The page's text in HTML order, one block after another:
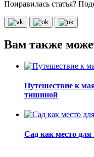
Понравилась статья?
Вам также
Путешествие к
тишиной
Сад как место для